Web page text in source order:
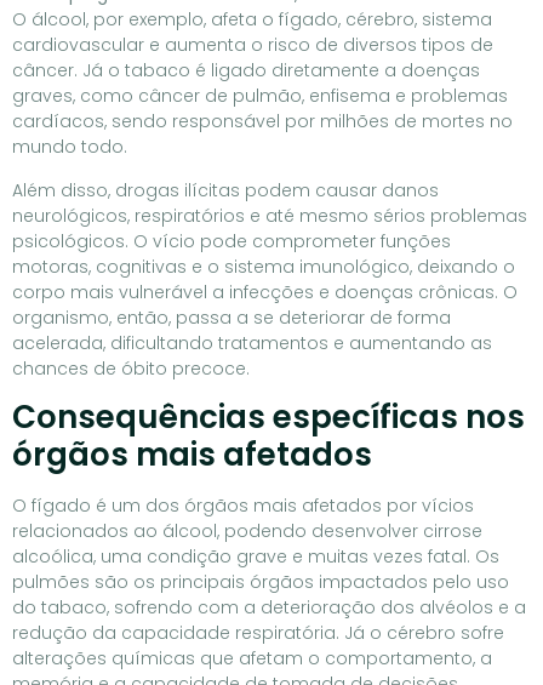
O álcool, por exemplo, afeta o fígado, cérebro, sistema
cardiovascular e aumenta o risco de diversos tipos de
câncer. Já o tabaco é ligado diretamente a doenças
graves, como câncer de pulmão, enfisema e problemas
cardíacos, sendo responsável por milhões de mortes no
mundo todo.
Além disso, drogas ilícitas podem causar danos
neurológicos, respiratórios e até mesmo sérios problemas
psicológicos. O vício pode comprometer funções
motoras, cognitivas e o sistema imunológico, deixando o
corpo mais vulnerável a infecções e doenças crônicas. O
organismo, então, passa a se deteriorar de forma
acelerada, dificultando tratamentos e aumentando as
chances de óbito precoce.
Consequências específicas nos
órgãos mais afetados
O fígado é um dos órgãos mais afetados por vícios
relacionados ao álcool, podendo desenvolver cirrose
alcoólica, uma condição grave e muitas vezes fatal. Os
pulmões são os principais órgãos impactados pelo uso
do tabaco, sofrendo com a deterioração dos alvéolos e a
redução da capacidade respiratória. Já o cérebro sofre
alterações químicas que afetam o comportamento, a